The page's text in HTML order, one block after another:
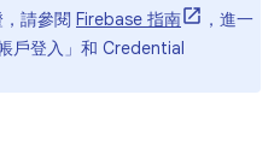
請參閱 Firebase 指南
，進一
戶登入」和 Credential